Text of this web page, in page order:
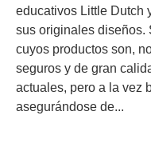
educativos Little Dutch
sus originales diseños.
cuyos productos son,
seguros y de gran
actuales, pero a la vez
asegurándose de...